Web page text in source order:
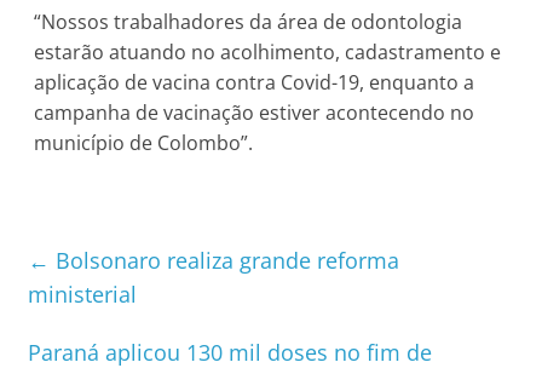
“Nossos trabalhadores da área de odontologia
estarão atuando no acolhimento, cadastramento e
aplicação de vacina contra Covid-19, enquanto a
campanha de vacinação estiver acontecendo no
município de Colombo”.
← Bolsonaro realiza grande reforma
ministerial
Paraná aplicou 130 mi​l doses no fim de